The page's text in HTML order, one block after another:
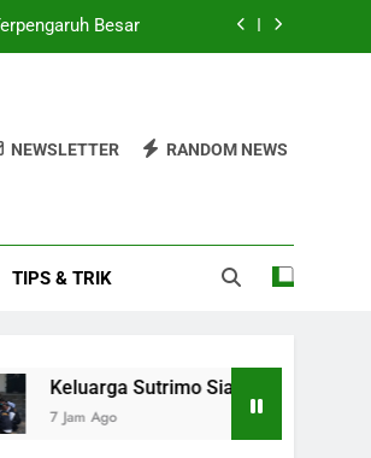
Besar
Andalkan AS
dari China
Kematian
NEWSLETTER RANDOM NEWS
TIPS & TRIK
Sutrimo Siap Lakukan Autopsi untuk